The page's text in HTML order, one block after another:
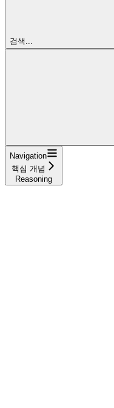
검색...
Navigation
핵심 개념
Reasoning